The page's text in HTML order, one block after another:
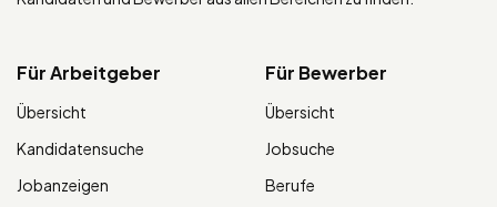
Für Arbeitgeber
Übersicht
Kandidatensuche
Jobanzeigen
Für Bewerber
Übersicht
Jobsuche
Berufe